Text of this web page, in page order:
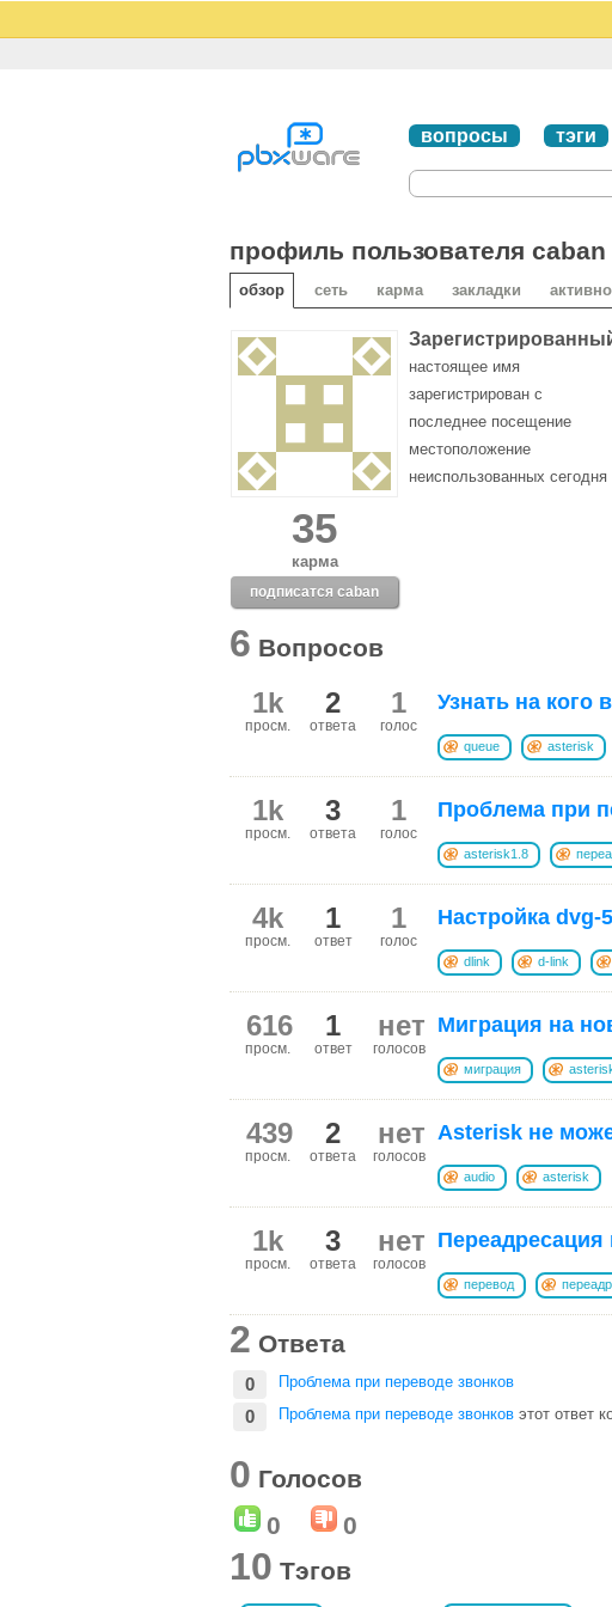
вопросы тэги
профиль пользователя caban
обзор сеть карма закладки
35
карма
подписатся caban
настоящее имя
зарегистрирован с
последнее посещение
местоположение
неиспользованных сегодня
6 Вопросов
1
голос
2
ответа
1k
просм.
Узнать на кого
queue asterisk
1
голос
3
ответа
1k
просм.
Проблема при
asterisk1.8
1
голос
1
ответ
4k
просм.
Настройка dvg-
dlink d-link
нет
голосов
1
ответ
616
просм.
Миграция на
миграция
нет
голосов
2
ответа
439
просм.
Asterisk не
audio asterisk
нет
голосов
3
ответа
1k
просм.
перевод
2 Ответа
0 Проблема при переводе звонков
0 Проблема при переводе звонков этот ответ
0 Голосов
0
0
10 Тэгов